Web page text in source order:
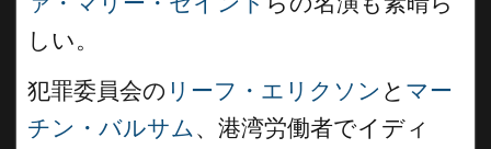
しい。
犯罪委員会の リーフ・エリクソン と マー
チン・バルサム 、港湾労働者でイディ